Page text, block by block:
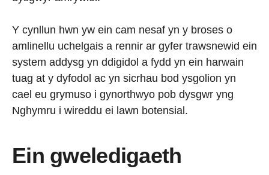
Y cynllun hwn yw ein cam nesaf yn y broses o
amlinellu uchelgais a rennir ar gyfer trawsnewid ein
system addysg yn ddigidol a fydd yn ein harwain
tuag at y dyfodol ac yn sicrhau bod ysgolion yn
cael eu grymuso i gynorthwyo pob dysgwr yng
Nghymru i wireddu ei lawn botensial.
Ein gweledigaeth